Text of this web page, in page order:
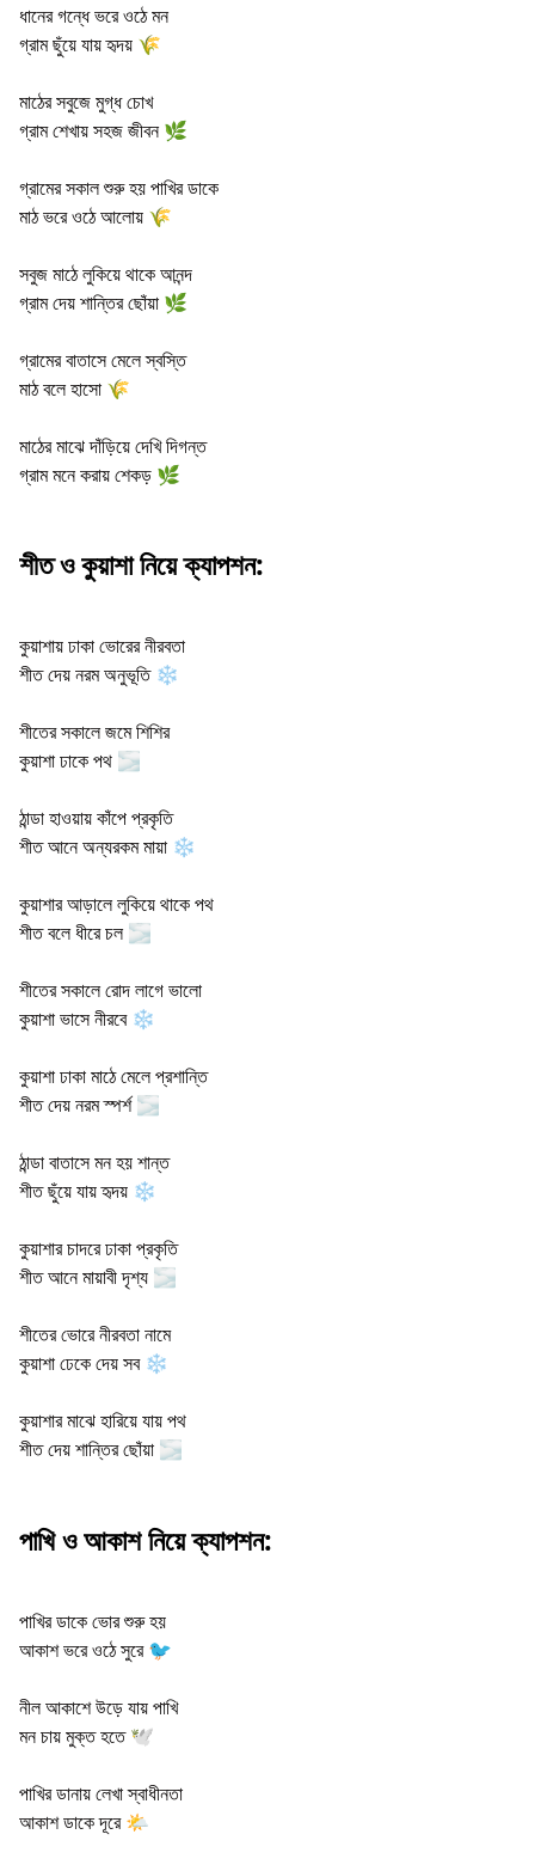
ধানের গন্ধে ভরে ওঠে মন
গ্রাম ছুঁয়ে যায় হৃদয় 🌾
মাঠের সবুজে মুগ্ধ চোখ
গ্রাম শেখায় সহজ জীবন 🌿
গ্রামের সকাল শুরু হয় পাখির ডাকে
মাঠ ভরে ওঠে আলোয় 🌾
সবুজ মাঠে লুকিয়ে থাকে আনন্দ
গ্রাম দেয় শান্তির ছোঁয়া 🌿
গ্রামের বাতাসে মেলে স্বস্তি
মাঠ বলে হাসো 🌾
মাঠের মাঝে দাঁড়িয়ে দেখি দিগন্ত
গ্রাম মনে করায় শেকড় 🌿
শীত ও কুয়াশা নিয়ে ক্যাপশন:
কুয়াশায় ঢাকা ভোরের নীরবতা
শীত দেয় নরম অনুভূতি ❄️
শীতের সকালে জমে শিশির
কুয়াশা ঢাকে পথ 🌫️
ঠান্ডা হাওয়ায় কাঁপে প্রকৃতি
শীত আনে অন্যরকম মায়া ❄️
কুয়াশার আড়ালে লুকিয়ে থাকে পথ
শীত বলে ধীরে চল 🌫️
শীতের সকালে রোদ লাগে ভালো
কুয়াশা ভাসে নীরবে ❄️
কুয়াশা ঢাকা মাঠে মেলে প্রশান্তি
শীত দেয় নরম স্পর্শ 🌫️
ঠান্ডা বাতাসে মন হয় শান্ত
শীত ছুঁয়ে যায় হৃদয় ❄️
কুয়াশার চাদরে ঢাকা প্রকৃতি
শীত আনে মায়াবী দৃশ্য 🌫️
শীতের ভোরে নীরবতা নামে
কুয়াশা ঢেকে দেয় সব ❄️
কুয়াশার মাঝে হারিয়ে যায় পথ
শীত দেয় শান্তির ছোঁয়া 🌫️
পাখি ও আকাশ নিয়ে ক্যাপশন:
পাখির ডাকে ভোর শুরু হয়
আকাশ ভরে ওঠে সুরে 🐦
নীল আকাশে উড়ে যায় পাখি
মন চায় মুক্ত হতে 🕊️
পাখির ডানায় লেখা স্বাধীনতা
আকাশ ডাকে দূরে 🌤️